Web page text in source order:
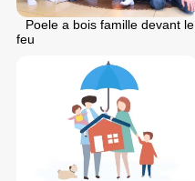
Poele a bois famille devant le
feu